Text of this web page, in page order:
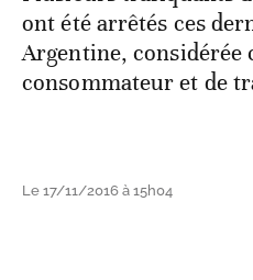
ont été arrêtés ces
Argentine, considérée
consommateur et de
Le 17/11/2016 à 15h04